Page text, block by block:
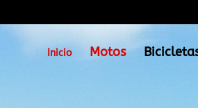
Inicio Motos